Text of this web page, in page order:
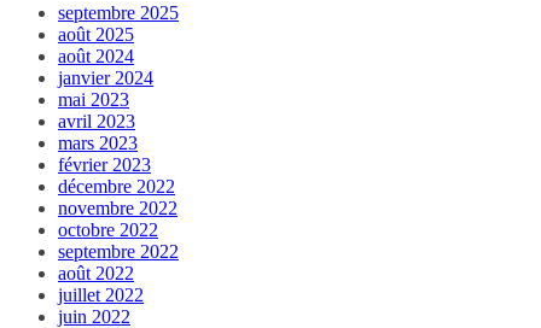
septembre 2025
août 2025
août 2024
janvier 2024
mai 2023
avril 2023
mars 2023
février 2023
décembre 2022
novembre 2022
octobre 2022
septembre 2022
août 2022
juillet 2022
juin 2022